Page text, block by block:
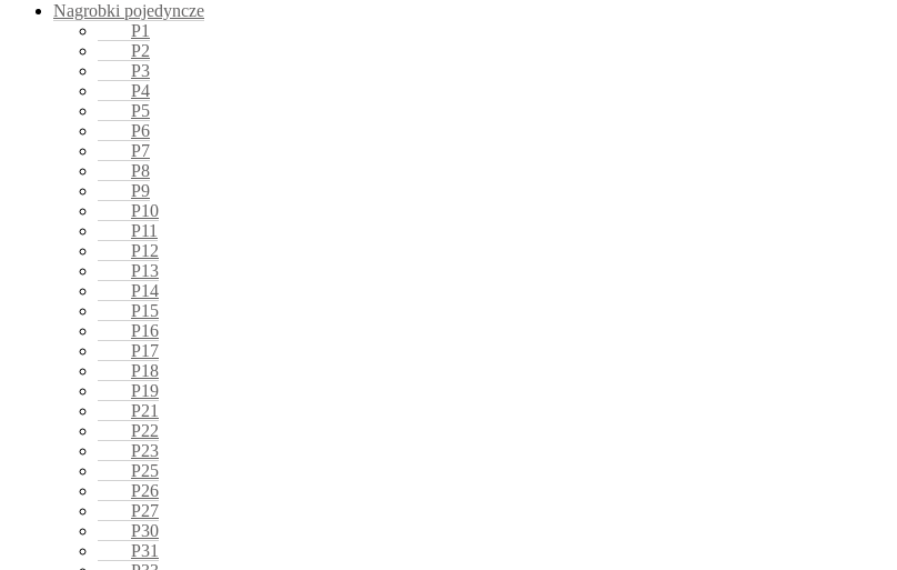
Nagrobki pojedyncze
P1
P2
P3
P4
P5
P6
P7
P8
P9
P10
P11
P12
P13
P14
P15
P16
P17
P18
P19
P21
P22
P23
P25
P26
P27
P30
P31